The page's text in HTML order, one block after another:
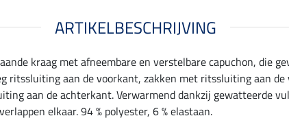
ARTIKELBESCHRIJVING
kraag met afneembare en verstelbare capuchon, die
ritssluiting aan de voorkant, zakken met ritssluiting aan
aan de achterkant. Verwarmend dankzij gewatteerde
elkaar. 94 % polyester, 6 % elastaan.